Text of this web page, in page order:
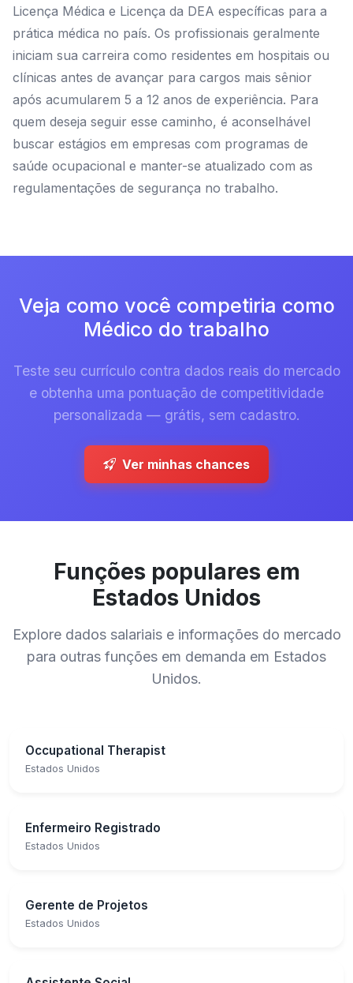
Licença Médica e Licença da DEA específicas para a
prática médica no país. Os profissionais geralmente
iniciam sua carreira como residentes em hospitais ou
clínicas antes de avançar para cargos mais sênior
após acumularem 5 a 12 anos de experiência. Para
quem deseja seguir esse caminho, é aconselhável
buscar estágios em empresas com programas de
saúde ocupacional e manter-se atualizado com as
regulamentações de segurança no trabalho.
Veja como você competiria como
Médico do trabalho
Teste seu currículo contra dados reais do mercado
e obtenha uma pontuação de competitividade
personalizada — grátis, sem cadastro.
Ver minhas chances
Funções populares em
Estados Unidos
Explore dados salariais e informações do mercado
para outras funções em demanda em Estados
Unidos.
Occupational Therapist
Estados Unidos
Enfermeiro Registrado
Estados Unidos
Gerente de Projetos
Estados Unidos